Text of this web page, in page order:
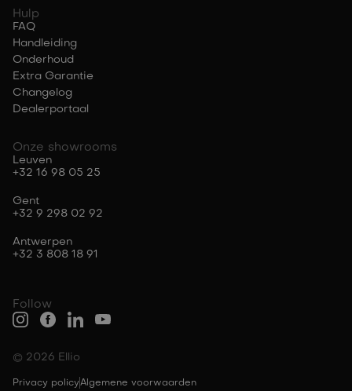
Follow
Hulp
FAQ
Handleiding
Onderhoud
Extra Garantie
Changelog
Dealerportaal
Onze showrooms
Leuven
+32 16 98 05 25
Gent
+32 9 298 02 92
Antwerpen
+32 3 808 18 91
Privacy policyAlgemene voorwaarden
© 2026 Ellio